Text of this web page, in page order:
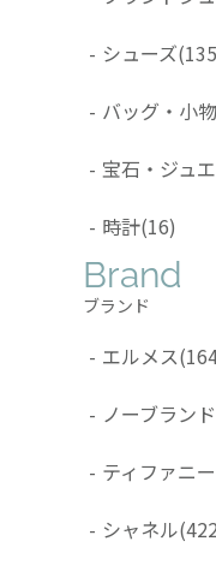
- シューズ
- バッグ・小物
- 宝石・ジュ
- 時計(16)
Brand
ブランド
- エルメス
- ノーブランド
- ティファニー
- シャネル